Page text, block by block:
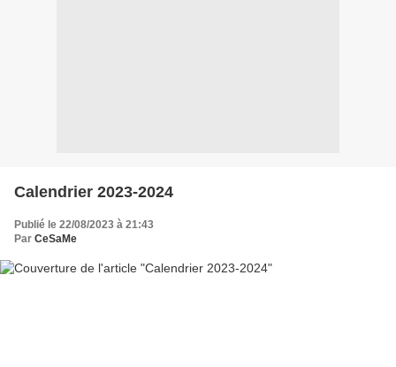
Calendrier 2023-2024
Publié le 22/08/2023 à 21:43
Par CeSaMe